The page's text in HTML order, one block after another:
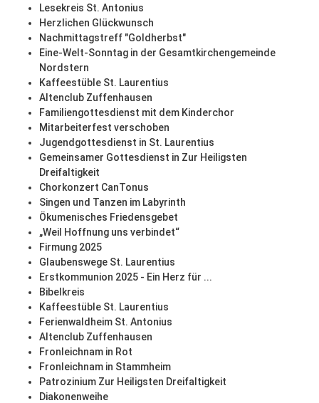
Lesekreis St. Antonius
Herzlichen Glückwunsch
Nachmittagstreff "Goldherbst"
Eine-Welt-Sonntag in der Gesamtkirchengemeinde
Nordstern
Kaffeestüble St. Laurentius
Altenclub Zuffenhausen
Familiengottesdienst mit dem Kinderchor
Mitarbeiterfest verschoben
Jugendgottesdienst in St. Laurentius
Gemeinsamer Gottesdienst in Zur Heiligsten
Dreifaltigkeit
Chorkonzert CanTonus
Singen und Tanzen im Labyrinth
Ökumenisches Friedensgebet
„Weil Hoffnung uns verbindet“
Firmung 2025
Glaubenswege St. Laurentius
Erstkommunion 2025 - Ein Herz für ...
Bibelkreis
Kaffeestüble St. Laurentius
Ferienwaldheim St. Antonius
Altenclub Zuffenhausen
Fronleichnam in Rot
Fronleichnam in Stammheim
Patrozinium Zur Heiligsten Dreifaltigkeit
Diakonenweihe